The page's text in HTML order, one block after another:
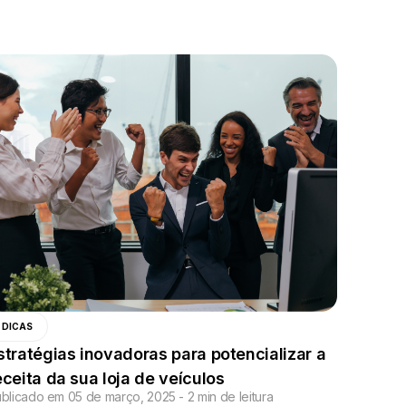
DICAS
inovadoras para potencializar a
da sua loja de veículos
em 05 de março, 2025 - 2 min de leitura